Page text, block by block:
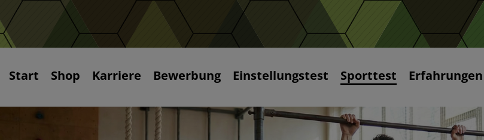
Start Shop Karriere Bewerbung Einstellungstest Sporttest
Erfahrungen